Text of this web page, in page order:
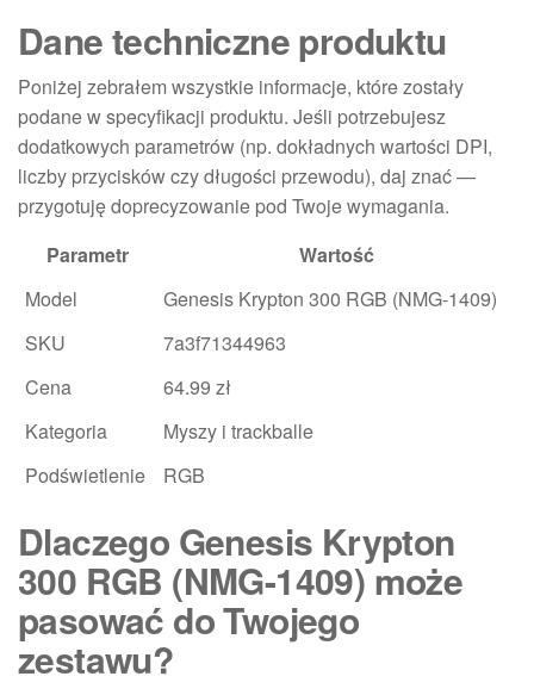
Dane techniczne produktu
Poniżej zebrałem wszystkie informacje, które zostały
podane w specyfikacji produktu. Jeśli potrzebujesz
dodatkowych parametrów (np. dokładnych wartości DPI,
liczby przycisków czy długości przewodu), daj znać —
przygotuję doprecyzowanie pod Twoje wymagania.
Parametr
Wartość
Model
Genesis Krypton 300 RGB (NMG-1409)
SKU
7a3f71344963
Cena
64.99 zł
Kategoria
Myszy i trackballe
Podświetlenie
RGB
Dlaczego Genesis Krypton
300 RGB (NMG-1409) może
pasować do Twojego
zestawu?